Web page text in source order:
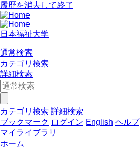
履歴を消去して終了
日本福祉大学
通常検索
カテゴリ検索
詳細検索
カテゴリ検索 詳細検索
ブックマーク ログイン English ヘルプ
マイライブラリ
ホーム